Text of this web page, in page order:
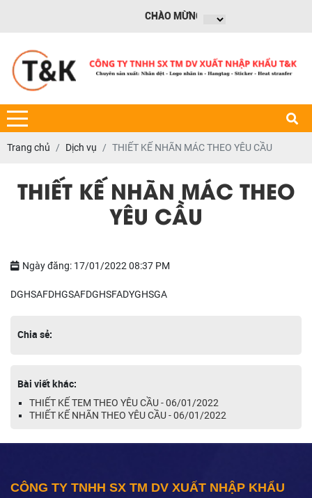
CHÀO MỪNG BẠN ĐẾN VỚI WEBSITE
Trang chủ Dịch vụ THIẾT KẾ NHÃN MÁC THEO YÊU CẦU
THIẾT KẾ NHÃN MÁC THEO
YÊU CẦU
Ngày đăng: 17/01/2022 08:37 PM
DGHSAFDHGSAFDGHSFADYGHSGA
Chia sẻ:
Bài viết khác:
THIẾT KẾ TEM THEO YÊU CẦU - 06/01/2022
THIẾT KẾ NHÃN THEO YÊU CẦU - 06/01/2022
CÔNG TY TNHH SX TM DV XUẤT NHẬP KHẨU